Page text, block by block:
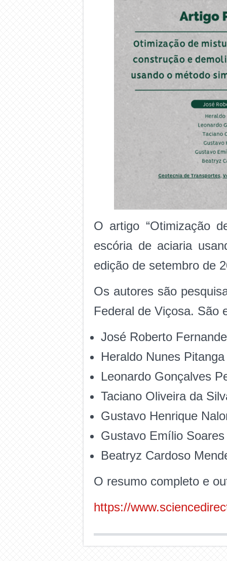
O artigo “Otimização
escória de aciaria
edição de setembro de
Os autores são
Federal de Viçosa. São
José Roberto
Heraldo Nunes Pitanga
Leonardo Gonçalves
Taciano Oliveira da
Gustavo Henrique
Gustavo Emílio
Beatryz Cardoso
O resumo completo e
https://